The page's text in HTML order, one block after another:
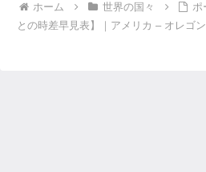
ホーム 世界の国々
ポ
との時差早見表】｜アメリカ – オレゴ